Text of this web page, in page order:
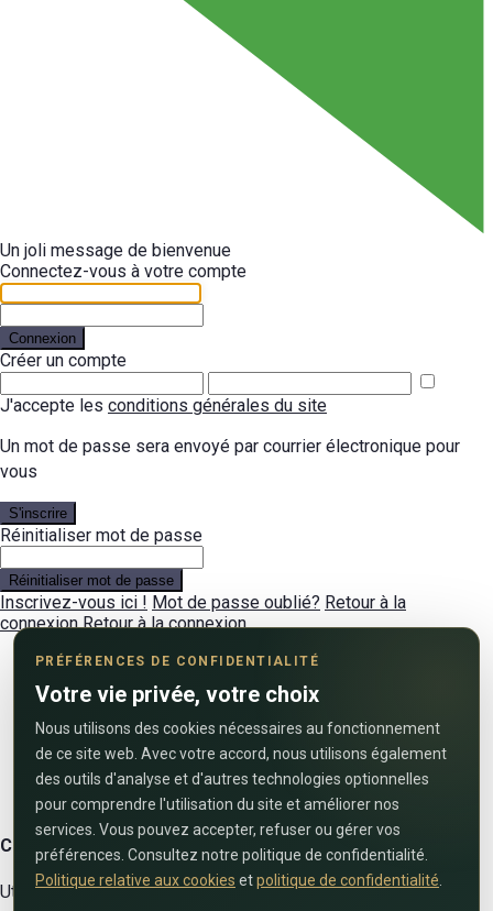
PRÉFÉRENCES DE CONFIDENTIALITÉ
Votre vie privée, votre choix
Nous utilisons des cookies nécessaires au fonctionnement
de ce site web. Avec votre accord, nous utilisons également
des outils d'analyse et d'autres technologies optionnelles
pour comprendre l'utilisation du site et améliorer nos
services. Vous pouvez accepter, refuser ou gérer vos
préférences. Consultez notre politique de confidentialité.
Politique relative aux cookies etpolitique de confidentialité
Un joli message de bienvenue
Connectez-vous à votre compte
Connexion
Créer un compte
J'accepte les conditions générales du site
Un mot de passe sera envoyé par courrier électronique pour
vous
S'inscrire
Réinitialiser mot de passe
Réinitialiser mot de passe
Inscrivez-vous ici ! Mot de passe oublié? Retour à la
connexion Retour à la connexion
Contactez-nous
Utilisez le formulaire ci-dessous pour nous contacter !